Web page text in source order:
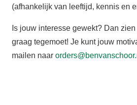
(afhankelijk van leeftijd, kennis en
Is jouw interesse gewekt? Dan
graag tegemoet! Je kunt jouw
mailen naar